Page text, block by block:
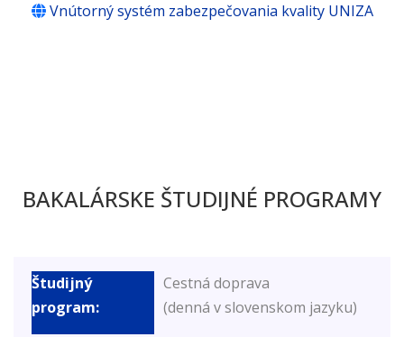
Vnútorný systém zabezpečovania kvality UNIZA
BAKALÁRSKE ŠTUDIJNÉ PROGRAMY
Cestná doprava
(denná v slovenskom jazyku)